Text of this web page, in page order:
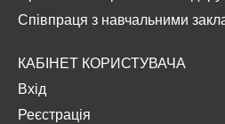
Співпраця з навчальними
КАБІНЕТ КОРИСТУВАЧА
Вхід
Реєстрація